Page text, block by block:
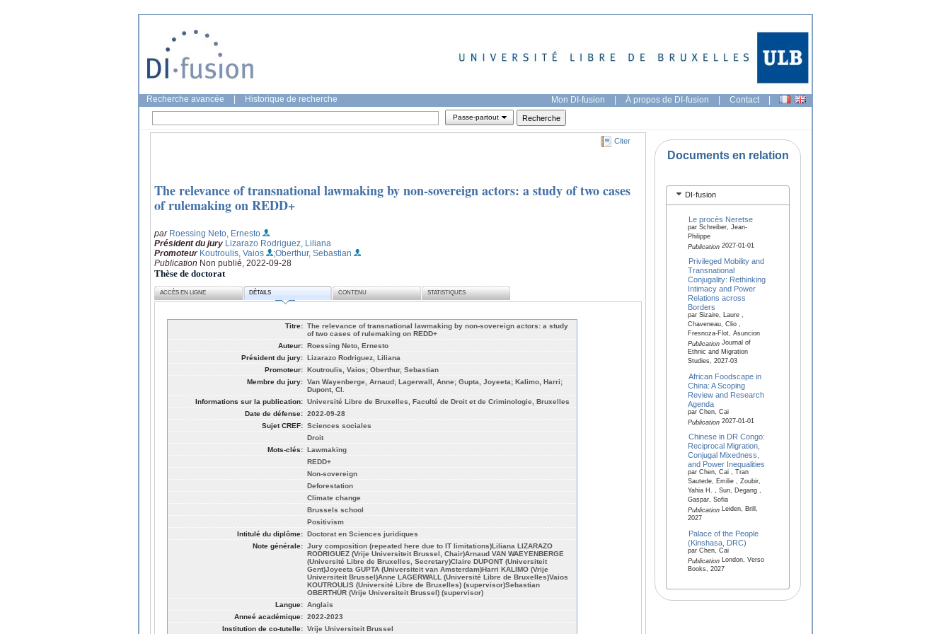
Recherche avancée Historique de recherche Mon DI-fusion | À propos de DI-fusion | Contact |
Passe-partout
Citer
The relevance of transnational lawmaking by non-sovereign actors: a study of two cases
of rulemaking on REDD+
par Roessing Neto, Ernesto
Président du jury Lizarazo Rodriguez, Liliana
Promoteur Koutroulis, Vaios
;Oberthur, Sebastian
Publication Non publié, 2022-09-28
Thèse de doctorat
ACCÈS EN LIGNE DÉTAILS CONTENU STATISTIQUES
Titre: The relevance of transnational lawmaking by non-sovereign actors: a study
of two cases of rulemaking on REDD+
Auteur: Roessing Neto, Ernesto
Président du jury: Lizarazo Rodriguez, Liliana
Promoteur: Koutroulis, Vaios; Oberthur, Sebastian
Membre du jury: Van Wayenberge, Arnaud; Lagerwall, Anne; Gupta, Joyeeta; Kalimo, Harri;
Dupont, Cl.
Informations sur la publication: Université Libre de Bruxelles, Faculté de Droit et de Criminologie, Bruxelles
Date de défense: 2022-09-28
Sujet CREF: Sciences sociales
Droit
Mots-clés: Lawmaking
REDD+
Non-sovereign
Deforestation
Climate change
Brussels school
Positivism
Intitulé du diplôme: Doctorat en Sciences juridiques
Note générale: Jury composition (repeated here due to IT limitations)Liliana LIZARAZO
RODRIGUEZ (Vrije Universiteit Brussel, Chair)Arnaud VAN WAEYENBERGE
(Université Libre de Bruxelles, Secretary)Claire DUPONT (Universiteit
Gent)Joyeeta GUPTA (Universiteit van Amsterdam)Harri KALIMO (Vrije
Universiteit Brussel)Anne LAGERWALL (Université Libre de Bruxelles)Vaios
KOUTROULIS (Université Libre de Bruxelles) (supervisor)Sebastian
OBERTHÜR (Vrije Universiteit Brussel) (supervisor)
Langue: Anglais
Anneé académique: 2022-2023
Institution de co-tutelle: Vrije Universiteit Brussel
Documents en relation
DI-fusion
Le procès Neretse
par Schreiber, Jean-
Philippe
Publication2027-01-01
Privileged Mobility and
Transnational
Conjugality: Rethinking
Intimacy and Power
Relations across
Borders
par Sizaire, Laure ,
Chaveneau, Clio ,
Fresnoza-Flot, Asuncion
PublicationJournal of
Ethnic and Migration
Studies, 2027-03
African Foodscape in
China: A Scoping
Review and Research
Agenda
par Chen, Cai
Publication2027-01-01
Chinese in DR Congo:
Reciprocal Migration,
Conjugal Mixedness,
and Power Inequalities
par Chen, Cai , Tran
Sautede, Emilie , Zoubir,
Yahia H. , Sun, Degang ,
Gaspar, Sofia
PublicationLeiden, Brill,
2027
Palace of the People
(Kinshasa, DRC)
par Chen, Cai
PublicationLondon, Verso
Books, 2027